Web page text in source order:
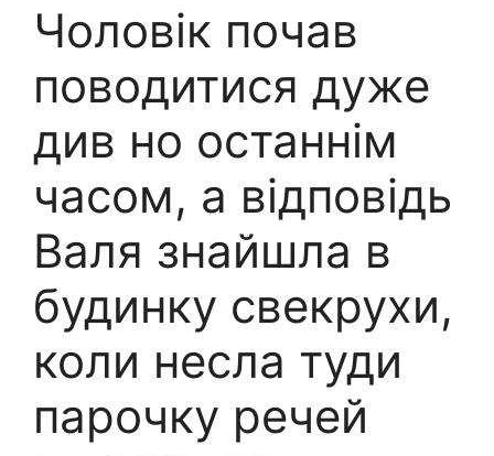
Чоловік почав
поводитися дуже
див но останнім
часом, а відповідь
Валя знайшла в
будинку свекрухи,
коли несла туди
парочку речей